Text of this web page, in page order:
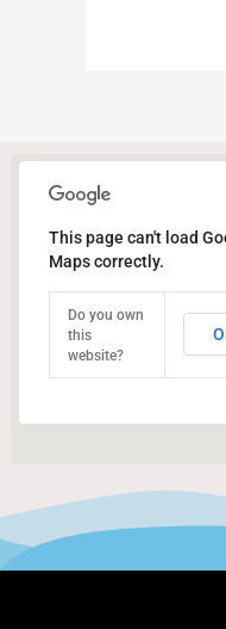
This page can't load
Maps correctly.
Do you own
this
website?